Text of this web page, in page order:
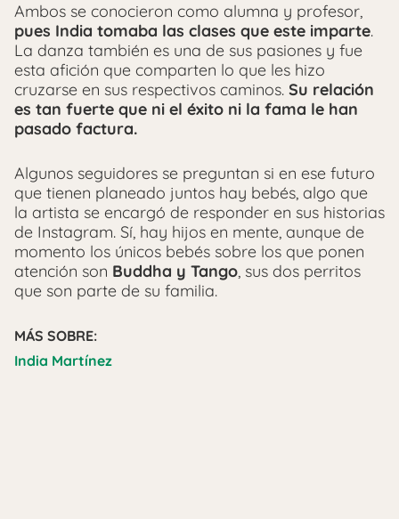
Ambos se conocieron como alumna y profesor,
pues India tomaba las clases que este imparte.
La danza también es una de sus pasiones y fue
esta afición que comparten lo que les hizo
cruzarse en sus respectivos caminos. Su relación
es tan fuerte que ni el éxito ni la fama le han
pasado factura.
Algunos seguidores se preguntan si en ese futuro
que tienen planeado juntos hay bebés, algo que
la artista se encargó de responder en sus historias
de Instagram. Sí, hay hijos en mente, aunque de
momento los únicos bebés sobre los que ponen
atención son Buddha y Tango, sus dos perritos
que son parte de su familia.
MÁS SOBRE:
India Martínez